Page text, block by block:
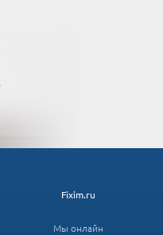
Fixim.ru
Мы онлайн